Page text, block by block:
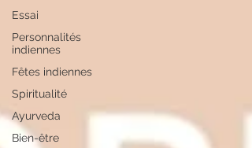
Essai
Personnalités
indiennes
Fêtes indiennes
Spiritualité
Ayurveda
Bien-être